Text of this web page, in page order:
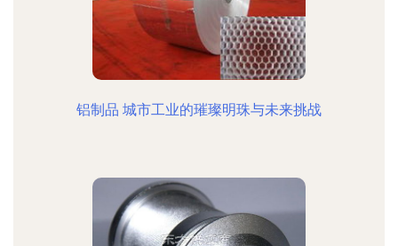
铝制品 城市工业的璀璨明珠与未来挑战